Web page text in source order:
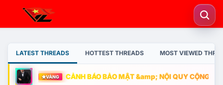
LATEST THREADS HOTTEST THREADS MOST VIEWED
VÀNG CẢNH BÁO BẢO MẬT &amp; NỘI QUY CỘNG